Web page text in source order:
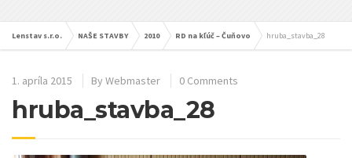
Lenstav s.r.o. NAŠE STAVBY 2010 RD na kľúč – Čuňovo hruba_stavba_28
1. apríla 2015 By Webmaster 0 Comments
hruba_stavba_28